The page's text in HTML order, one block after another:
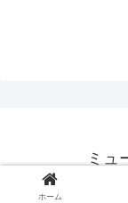
ミュ
©
ホーム